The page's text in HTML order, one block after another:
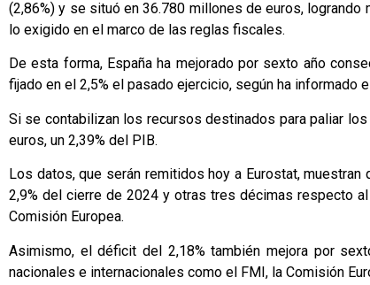
(2,86%) y se situó en 36.780 millones de euros,
lo exigido en el marco de las reglas fiscales.
De esta forma, España ha mejorado por sexto año
fijado en el 2,5% el pasado ejercicio, según ha informado
Si se contabilizan los recursos destinados para paliar
euros, un 2,39% del PIB.
Los datos, que serán remitidos hoy a Eurostat,
2,9% del cierre de 2024 y otras tres décimas respecto
Comisión Europea.
Asimismo, el déficit del 2,18% también mejora por
nacionales e internacionales como el FMI, la Comisión